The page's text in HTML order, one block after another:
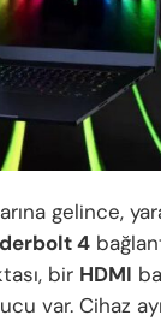
gelince,
4
bir HDMI
var. Cihaz